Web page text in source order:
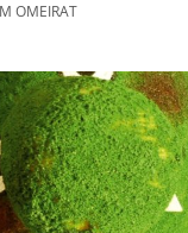
OMEIRAT